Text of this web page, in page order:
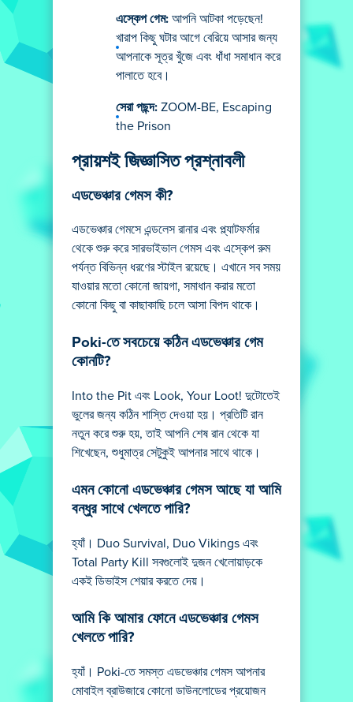
এস্কেপ গেম: আপনি আটকা পড়েছেন!
খারাপ কিছু ঘটার আগে বেরিয়ে আসার জন্য
আপনাকে সূত্র খুঁজে এবং ধাঁধা সমাধান করে
পালাতে হবে।
সেরা পছন্দ: ZOOM-BE, Escaping
the Prison
প্রায়শই জিজ্ঞাসিত প্রশ্নাবলী
এডভেঞ্চার গেমস কী?
এডভেঞ্চার গেমসে এন্ডলেস রানার এবং প্ল্যাটফর্মার
থেকে শুরু করে সারভাইভাল গেমস এবং এস্কেপ রুম
পর্যন্ত বিভিন্ন ধরণের স্টাইল রয়েছে। এখানে সব সময়
যাওয়ার মতো কোনো জায়গা, সমাধান করার মতো
কোনো কিছু বা কাছাকাছি চলে আসা বিপদ থাকে।
Poki-তে সবচেয়ে কঠিন এডভেঞ্চার গেম
কোনটি?
Into the Pit এবং Look, Your Loot! দুটোতেই
ভুলের জন্য কঠিন শাস্তি দেওয়া হয়। প্রতিটি রান
নতুন করে শুরু হয়, তাই আপনি শেষ রান থেকে যা
শিখেছেন, শুধুমাত্র সেটুকুই আপনার সাথে থাকে।
এমন কোনো এডভেঞ্চার গেমস আছে যা আমি
বন্ধুর সাথে খেলতে পারি?
হ্যাঁ। Duo Survival, Duo Vikings এবং
Total Party Kill সবগুলোই দুজন খেলোয়াড়কে
একই ডিভাইস শেয়ার করতে দেয়।
আমি কি আমার ফোনে এডভেঞ্চার গেমস
খেলতে পারি?
হ্যাঁ। Poki-তে সমস্ত এডভেঞ্চার গেমস আপনার
মোবাইল ব্রাউজারে কোনো ডাউনলোডের প্রয়োজন